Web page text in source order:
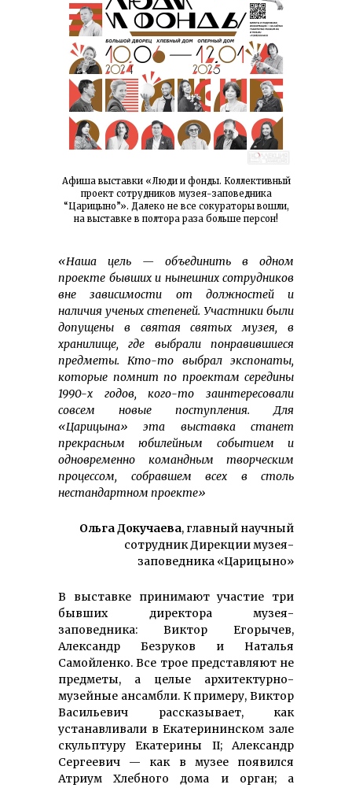
Афиша выставки «Люди и фонды. Коллективный
проект сотрудников музея-заповедника
“Царицыно”». Далеко не все сокураторы вошли,
на выставке в полтора раза больше персон!
«Наша цель — объединить в одном
проекте бывших и нынешних сотрудников
вне зависимости от должностей и
наличия ученых степеней. Участники были
допущены в святая святых музея, в
хранилище, где выбрали понравившиеся
предметы. Кто-то выбрал экспонаты,
которые помнит по проектам середины
1990-х годов, кого-то заинтересовали
совсем новые поступления. Для
«Царицына» эта выставка станет
прекрасным юбилейным событием и
одновременно командным творческим
процессом, собравшем всех в столь
нестандартном проекте»
Ольга Докучаева, главный научный
сотрудник Дирекции музея-
заповедника «Царицыно»
В выставке принимают участие три
бывших директора музея-
заповедника: Виктор Егорычев,
Александр Безруков и Наталья
Самойленко. Все трое представляют не
предметы, а целые архитектурно-
музейные ансамбли. К примеру, Виктор
Васильевич рассказывает, как
устанавливали в Екатерининском зале
скульптуру Екатерины II; Александр
Сергеевич — как в музее появился
Атриум Хлебного дома и орган; а